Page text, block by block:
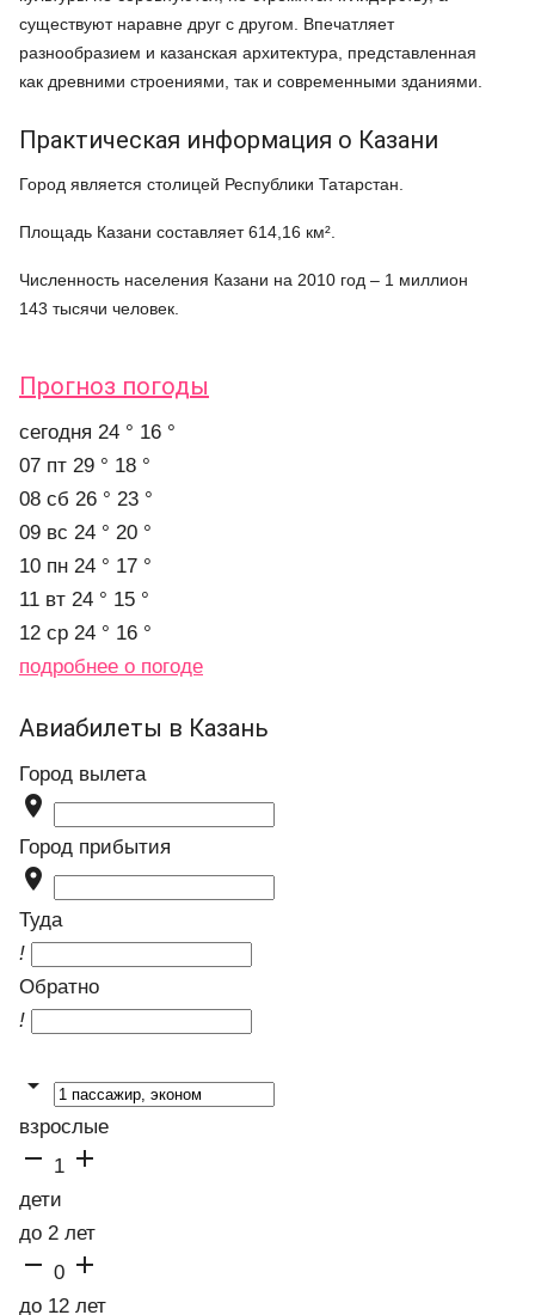
существуют наравне друг с другом. Впечатляет
разнообразием и казанская архитектура, представленная
как древними строениями, так и современными зданиями.
Практическая информация о Казани
Город является столицей Республики Татарстан.
Площадь Казани составляет 614,16 км².
Численность населения Казани на 2010 год – 1 миллион
143 тысячи человек.
Прогноз погоды
cегодня 24 ° 16 °
07 пт 29 ° 18 °
08 сб 26 ° 23 °
09 вс 24 ° 20 °
10 пн 24 ° 17 °
11 вт 24 ° 15 °
12 ср 24 ° 16 °
подробнее о погоде
Авиабилеты в Казань
Город вылета

Город прибытия

Туда
!
Обратно
!

взрослые
 1 
дети
до 2 лет
 0 
до 12 лет